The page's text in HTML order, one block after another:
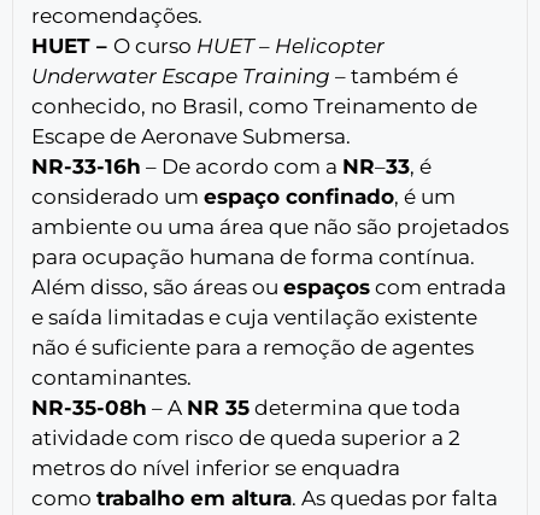
recomendações.
HUET – O curso HUET– Helicopter
Underwater Escape Training – também é
conhecido, no Brasil, como Treinamento de
Escape de Aeronave Submersa.
NR-33-16h – De acordo com a NR–33, é
considerado um espaço confinado, é um
ambiente ou uma área que não são projetados
para ocupação humana de forma contínua.
Além disso, são áreas ou espaços com entrada
e saída limitadas e cuja ventilação existente
não é suficiente para a remoção de agentes
contaminantes.
NR-35-08h – A NR 35 determina que toda
atividade com risco de queda superior a 2
metros do nível inferior se enquadra
como trabalho em altura. As quedas por falta